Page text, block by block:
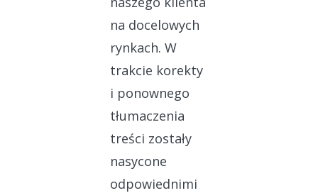
na docelowych
rynkach. W
trakcie korekty
i ponownego
tłumaczenia
treści zostały
nasycone
odpowiednimi